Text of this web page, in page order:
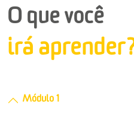
O que você
irá
Módulo 1